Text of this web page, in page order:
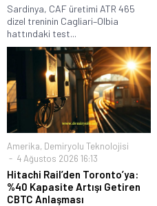
Sardinya, CAF üretimi ATR 465
dizel treninin Cagliari–Olbia
hattındaki test...
Amerika, Demiryolu Teknolojisi
4 Ağustos 2026 16:13
Hitachi Rail’den Toronto’ya:
%40 Kapasite Artışı Getiren
CBTC Anlaşması